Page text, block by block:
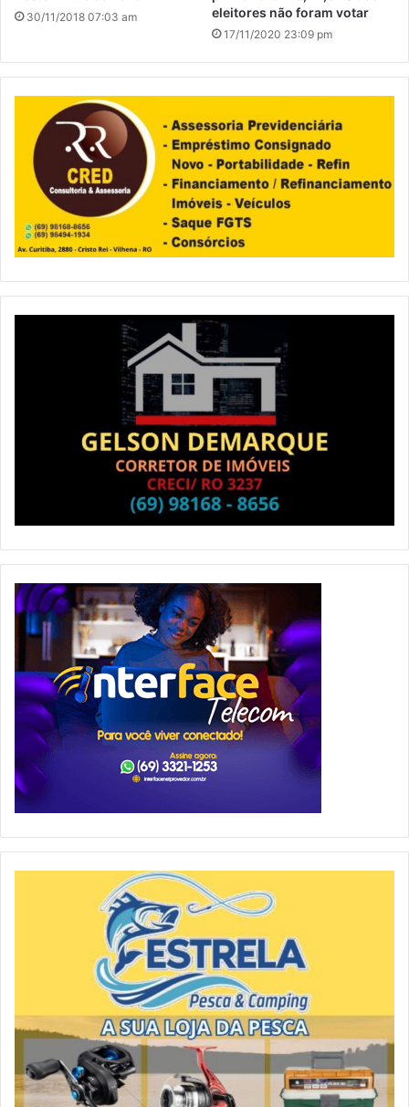
30/11/2018 07:03 am
eleitores não foram votar
17/11/2020 23:09 pm